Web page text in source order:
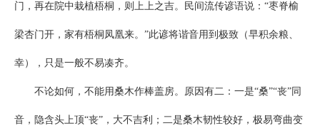
门，再在院中栽植梧桐，则上上之吉。民间流传谚语说：“枣脊榆
梁杏门开，家有梧桐凤凰来。”此谚将谐音用到极致（早积余粮、
幸），只是一般不易凑齐。
不论如何，不能用桑木作棒盖房。原因有二：一是“桑”“丧”同
音，隐含头上顶“丧”，大不吉利；二是桑木韧性较好，极易弯曲变